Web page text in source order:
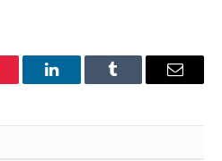
LinkedInTumblr Email